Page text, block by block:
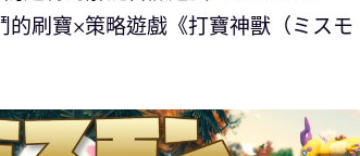
刷寶×策略遊戲《打寶神獸（ミスモ